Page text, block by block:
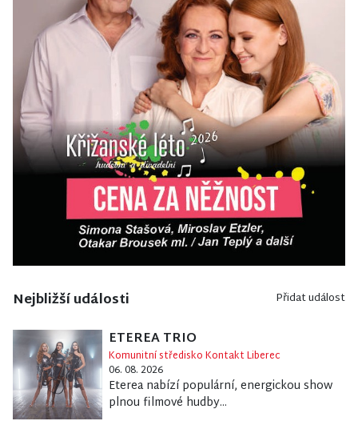
Nejbližší události Přidat událost
ETEREA TRIO
Komunitní středisko Kontakt Liberec
06. 08. 2026
Eterea nabízí populární, energickou show
plnou filmové hudby...